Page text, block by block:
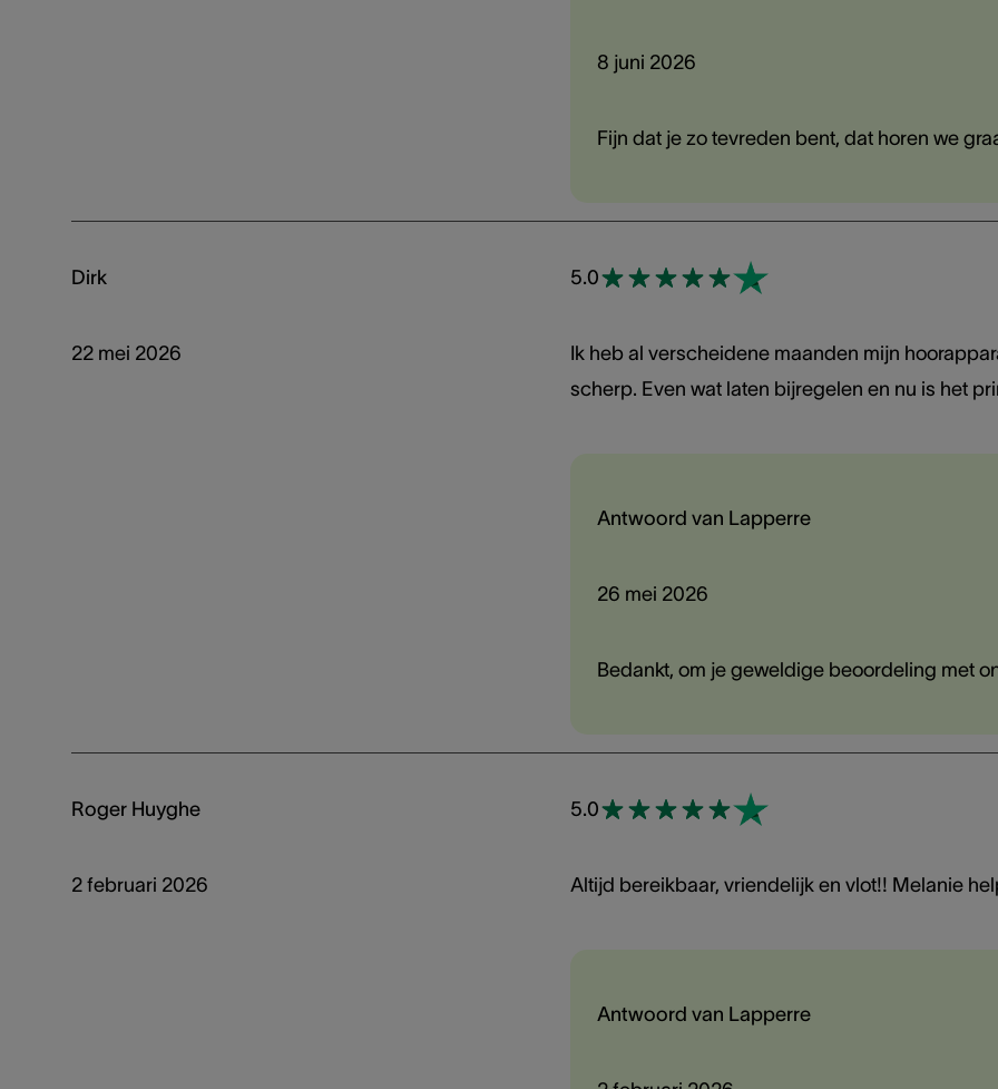
8 juni 2026
Fijn dat je zo tevreden bent, dat horen we
Dirk
22 mei 2026
5.0
Ik heb al verscheidene maanden mijn
scherp. Even wat laten bijregelen en nu is het
Antwoord van Lapperre
26 mei 2026
Bedankt, om je geweldige beoordeling met
Roger Huyghe
2 februari 2026
5.0
Altijd bereikbaar, vriendelijk en vlot!! Melanie
Antwoord van Lapperre